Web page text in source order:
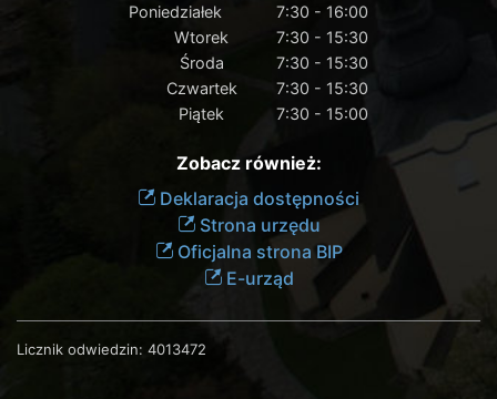
Poniedziałek
7:30 - 16:00
Wtorek
7:30 - 15:30
Środa
7:30 - 15:30
Czwartek
7:30 - 15:30
Piątek
7:30 - 15:00
Zobacz również:
Deklaracja dostępności
Strona urzędu
Oficjalna strona BIP
E-urząd
Licznik odwiedzin: 4013472